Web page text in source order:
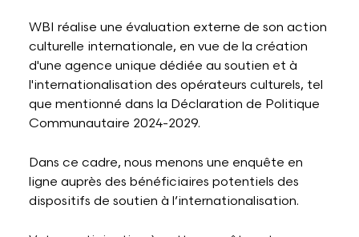
WBI réalise une évaluation externe de son action
culturelle internationale, en vue de la création
d'une agence unique dédiée au soutien et à
l'internationalisation des opérateurs culturels, tel
que mentionné dans la Déclaration de Politique
Communautaire 2024-2029.
Dans ce cadre, nous menons une enquête en
ligne auprès des bénéficiaires potentiels des
dispositifs de soutien à l’internationalisation.